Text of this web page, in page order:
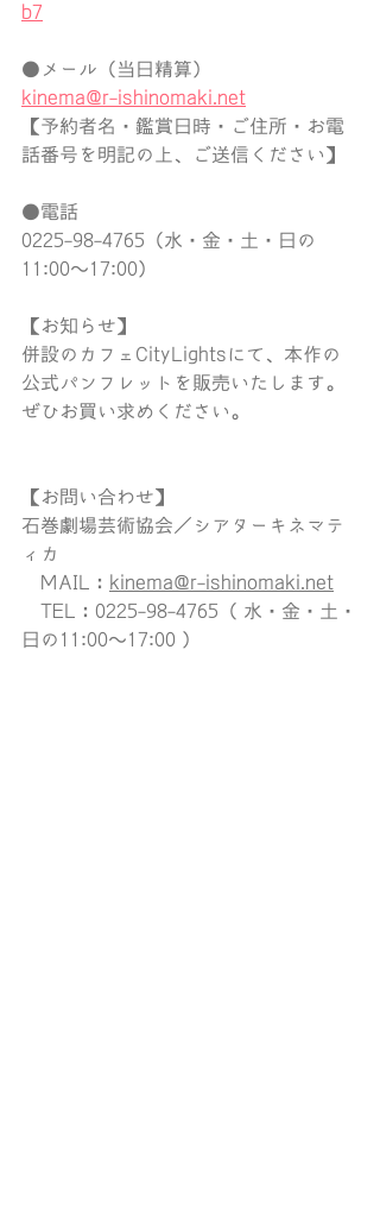
b7
●メール（当日精算）
kinema@r-ishinomaki.net
【予約者名・鑑賞日時・ご住所・お電
話番号を明記の上、ご送信ください】
●電話
0225-98-4765（水・金・土・日の
11:00〜17:00）
【お知らせ】
併設のカフェCityLightsにて、本作の
公式パンフレットを販売いたします。
ぜひお買い求めください。
【お問い合わせ】
石巻劇場芸術協会／シアターキネマテ
ィカ
MAIL： kinema@r-ishinomaki.net
TEL：0225-98-4765（ 水・金・土・
日の11:00〜17:00 ）